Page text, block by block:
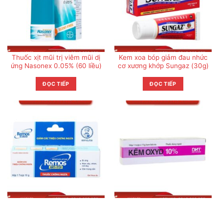
Thuốc xịt mũi trị viêm mũi dị
ứng Nasonex 0.05% (60 liều)
ĐỌC TIẾP
Kem xoa bóp giảm đau nhức
cơ xương khớp Sungaz (30g)
ĐỌC TIẾP